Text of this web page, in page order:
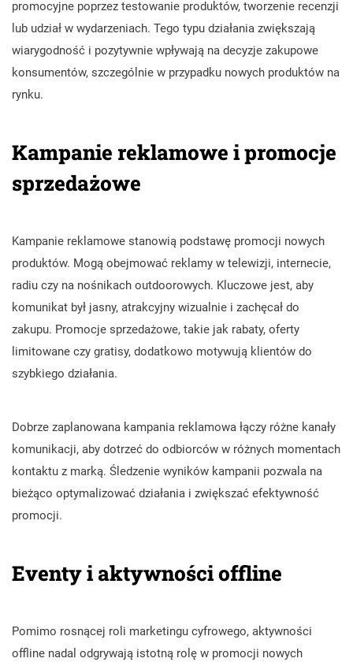
promocyjne poprzez testowanie produktów, tworzenie recenzji
lub udział w wydarzeniach. Tego typu działania zwiększają
wiarygodność i pozytywnie wpływają na decyzje zakupowe
konsumentów, szczególnie w przypadku nowych produktów na
rynku.
Kampanie reklamowe i promocje
sprzedażowe
Kampanie reklamowe stanowią podstawę promocji nowych
produktów. Mogą obejmować reklamy w telewizji, internecie,
radiu czy na nośnikach outdoorowych. Kluczowe jest, aby
komunikat był jasny, atrakcyjny wizualnie i zachęcał do
zakupu. Promocje sprzedażowe, takie jak rabaty, oferty
limitowane czy gratisy, dodatkowo motywują klientów do
szybkiego działania.
Dobrze zaplanowana kampania reklamowa łączy różne kanały
komunikacji, aby dotrzeć do odbiorców w różnych momentach
kontaktu z marką. Śledzenie wyników kampanii pozwala na
bieżąco optymalizować działania i zwiększać efektywność
promocji.
Eventy i aktywności offline
Pomimo rosnącej roli marketingu cyfrowego, aktywności
offline nadal odgrywają istotną rolę w promocji nowych